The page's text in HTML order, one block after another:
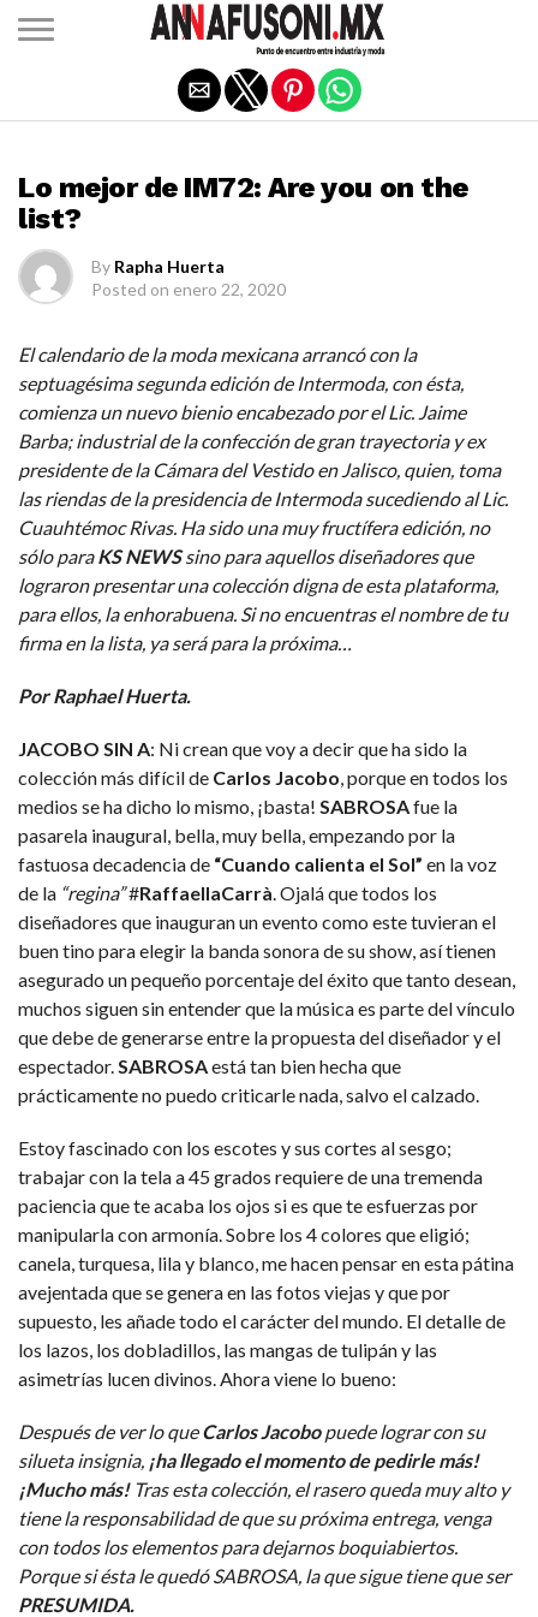
Lo mejor de IM72: Are you on the
list?
By Rapha Huerta
Posted on enero 22, 2020
El calendario de la moda mexicana arrancó con la
septuagésima segunda edición de Intermoda, con ésta,
comienza un nuevo bienio encabezado por el Lic. Jaime
Barba; industrial de la confección de gran trayectoria y ex
presidente de la Cámara del Vestido en Jalisco, quien, toma
las riendas de la presidencia de Intermoda sucediendo alLic.
Cuauhtémoc Rivas. Ha sido una muy fructífera edición, no
sólo paraKS NEWSsino para aquellos diseñadores que
lograron presentar una colección digna de esta plataforma,
para ellos, la enhorabuena. Si no encuentras el nombre de tu
firma en la lista, ya será para la próxima…
Por Raphael Huerta.
JACOBO SIN A: Ni crean que voy a decir que ha sido la
colección más difícil de Carlos Jacobo, porque en todos los
medios se ha dicho lo mismo, ¡basta! SABROSAfue la
pasarela inaugural, bella, muy bella, empezando por la
fastuosa decadencia de “Cuando calienta el Sol” en la voz
de la “regina”#RaffaellaCarrà. Ojalá que todos los
diseñadores que inauguran un evento como este tuvieran el
buen tino para elegir la banda sonora de su show, así tienen
asegurado un pequeño porcentaje del éxito que tanto desean,
muchos siguen sin entender que la música es parte del vínculo
que debe de generarse entre la propuesta del diseñador y el
espectador.SABROSAestá tan bien hecha que
prácticamente no puedo criticarle nada, salvo el calzado.
Estoy fascinado con los escotes y sus cortes al sesgo;
trabajar con la tela a 45 grados requiere de una tremenda
paciencia que te acaba los ojos si es que te esfuerzas por
manipularla con armonía. Sobre los 4 colores que eligió;
canela, turquesa, lila y blanco, me hacen pensar en esta pátina
avejentada que se genera en las fotos viejas y que por
supuesto, les añade todo el carácter del mundo. El detalle de
los lazos, los dobladillos, las mangas de tulipán y las
asimetrías lucen divinos. Ahora viene lo bueno:
Después de ver lo queCarlos Jacobopuede lograr con su
silueta insignia, ¡ha llegado el momento de pedirle más!
¡Mucho más!Tras esta colección, el rasero queda muy alto y
tiene la responsabilidad de que su próxima entrega, venga
con todos los elementos para dejarnos boquiabiertos.
Porque si ésta le quedó SABROSA, la que sigue tiene que ser
PRESUMIDA.
Salir de la versión móvil